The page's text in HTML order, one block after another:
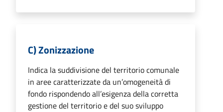
C) Zonizzazione
Indica la suddivisione del territorio comunale
in aree caratterizzate da un’omogeneità di
fondo rispondendo all’esigenza della corretta
gestione del territorio e del suo sviluppo